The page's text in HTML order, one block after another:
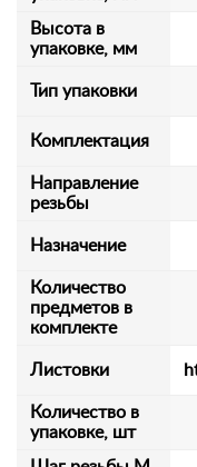
Высота в
упаковке, мм
Тип упаковки
Комплектация
Направление
резьбы
Назначение
Количество
предметов в
комплекте
Листовки
Количество в
упаковке, шт